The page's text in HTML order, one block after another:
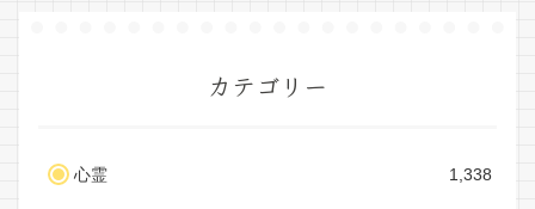
カテゴリー
心霊 1,338